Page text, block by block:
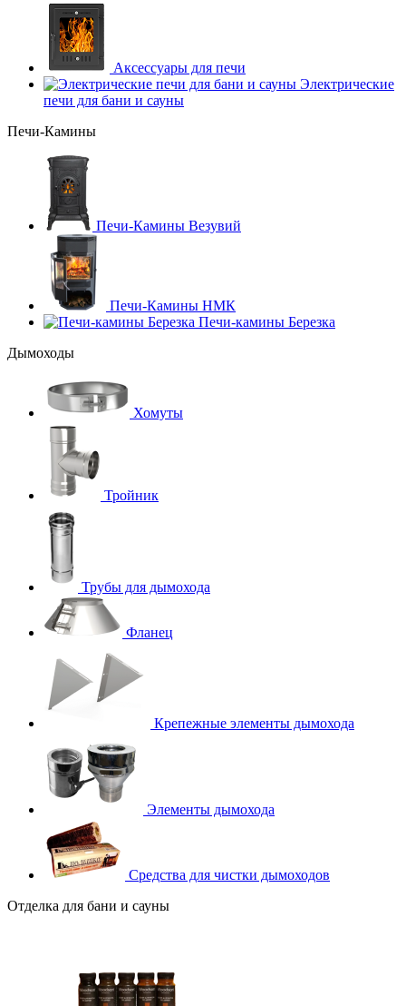
Аксессуары для печи
Электрические
печи для бани и сауны
Печи-Камины
Печи-Камины Везувий
Печи-Камины НМК
Печи-камины Березка
Дымоходы
Хомуты
Тройник
Трубы для дымохода
Фланец
Крепежные элементы дымохода
Элементы дымохода
Средства для чистки дымоходов
Отделка для бани и сауны